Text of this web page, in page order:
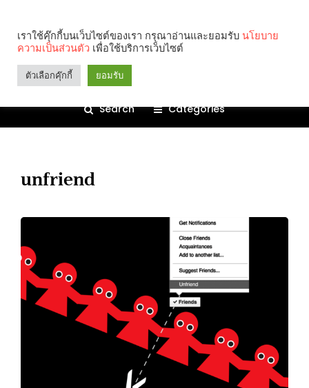
Search Categories
unfriend
เราใช้คุ๊กกี้บนเว็บไซต์ของเรา กรุณาอ่านและยอมรับ นโยบาย
ความเป็นส่วนตัว เพื่อใช้บริการเว็บไซต์
ตัวเลือกคุ๊กกี้ ยอมรับ